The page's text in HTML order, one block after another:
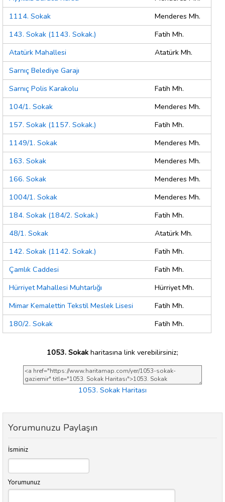
1114. Sokak
Menderes Mh.
143. Sokak (1143. Sokak.)
Fatih Mh.
Atatürk Mahallesi
Atatürk Mh.
Sarnıç Belediye Garajı
Sarnıç Polis Karakolu
Fatih Mh.
104/1. Sokak
Menderes Mh.
157. Sokak (1157. Sokak.)
Fatih Mh.
1149/1. Sokak
Menderes Mh.
163. Sokak
Menderes Mh.
166. Sokak
Menderes Mh.
1004/1. Sokak
Menderes Mh.
184. Sokak (184/2. Sokak.)
Fatih Mh.
48/1. Sokak
Atatürk Mh.
142. Sokak (1142. Sokak.)
Fatih Mh.
Çamlık Caddesi
Fatih Mh.
Hürriyet Mahallesi Muhtarlığı
Hürriyet Mh.
Mimar Kemalettin Tekstil Meslek Lisesi
Fatih Mh.
180/2. Sokak
Fatih Mh.
1053. Sokak haritasına link verebilirsiniz;
1053. Sokak Haritası
Yorumunuzu Paylaşın
İsminiz
Yorumunuz